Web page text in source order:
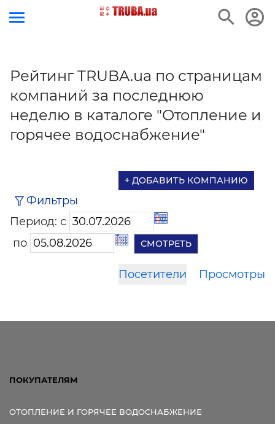
Рейтинг TRUBA.ua по страницам
компаний за последнюю
неделю в каталоге "Отопление и
горячее водоснабжение"
+ ДОБАВИТЬ КОМПАНИЮ
Фильтры
Период: с
по
Посетители Просмотры
ПОКУПАТЕЛЯМ
ОТОПЛЕНИЕ И ГОРЯЧЕЕ ВОДОСНАБЖЕНИЕ